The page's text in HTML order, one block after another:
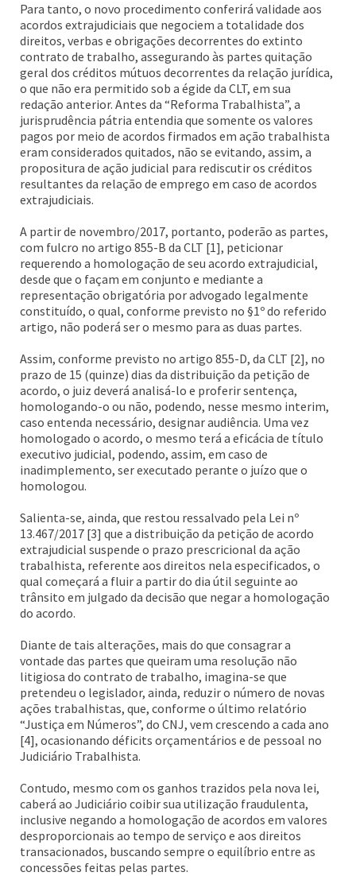
Para tanto, o novo procedimento conferirá validade aos
acordos extrajudiciais que negociem a totalidade dos
direitos, verbas e obrigações decorrentes do extinto
contrato de trabalho, assegurando às partes quitação
geral dos créditos mútuos decorrentes da relação jurídica,
o que não era permitido sob a égide da CLT, em sua
redação anterior. Antes da “Reforma Trabalhista”, a
jurisprudência pátria entendia que somente os valores
pagos por meio de acordos firmados em ação trabalhista
eram considerados quitados, não se evitando, assim, a
propositura de ação judicial para rediscutir os créditos
resultantes da relação de emprego em caso de acordos
extrajudiciais.
A partir de novembro/2017, portanto, poderão as partes,
com fulcro no artigo 855-B da CLT [1], peticionar
requerendo a homologação de seu acordo extrajudicial,
desde que o façam em conjunto e mediante a
representação obrigatória por advogado legalmente
constituído, o qual, conforme previsto no §1º do referido
artigo, não poderá ser o mesmo para as duas partes.
Assim, conforme previsto no artigo 855-D, da CLT [2], no
prazo de 15 (quinze) dias da distribuição da petição de
acordo, o juiz deverá analisá-lo e proferir sentença,
homologando-o ou não, podendo, nesse mesmo interim,
caso entenda necessário, designar audiência. Uma vez
homologado o acordo, o mesmo terá a eficácia de título
executivo judicial, podendo, assim, em caso de
inadimplemento, ser executado perante o juízo que o
homologou.
Salienta-se, ainda, que restou ressalvado pela Lei nº
13.467/2017 [3] que a distribuição da petição de acordo
extrajudicial suspende o prazo prescricional da ação
trabalhista, referente aos direitos nela especificados, o
qual começará a fluir a partir do dia útil seguinte ao
trânsito em julgado da decisão que negar a homologação
do acordo.
Diante de tais alterações, mais do que consagrar a
vontade das partes que queiram uma resolução não
litigiosa do contrato de trabalho, imagina-se que
pretendeu o legislador, ainda, reduzir o número de novas
ações trabalhistas, que, conforme o último relatório
“Justiça em Números”, do CNJ, vem crescendo a cada ano
[4], ocasionando déficits orçamentários e de pessoal no
Judiciário Trabalhista.
Contudo, mesmo com os ganhos trazidos pela nova lei,
caberá ao Judiciário coibir sua utilização fraudulenta,
inclusive negando a homologação de acordos em valores
desproporcionais ao tempo de serviço e aos direitos
transacionados, buscando sempre o equilíbrio entre as
concessões feitas pelas partes.